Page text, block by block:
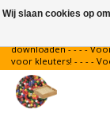
Gratis verzending
downloaden - - - -
voor kleuters! - - - -
Wij slaan cookies op